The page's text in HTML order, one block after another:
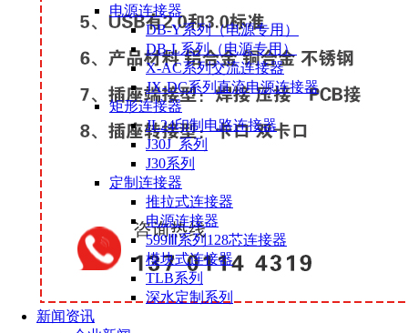
电源连接器
DB-Y系列（电源专用）
DB-L系列（电源专用）
X-AC系列交流连接器
JX-DC系列直流电源连接器
矩形连接器
JL24印制电路连接器
J30J 系列
J30系列
定制连接器
推拉式连接器
电源连接器
599Ⅲ系列128芯连接器
模块式连接器
TLB系列
深水定制系列
新闻资讯